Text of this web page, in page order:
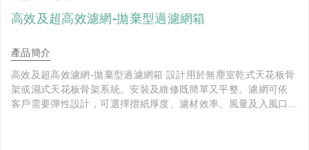
高效及超高效濾網-拋棄型過濾網箱
產品簡介
高效及超高效濾網-拋棄型過濾網箱 設計用於無塵室乾式天花板骨
架或濕式天花板骨架系統。安裝及維修既簡單又平整。濾網可依
客戶需要彈性設計，可選擇摺紙厚度、濾材效率、風量及入風口...